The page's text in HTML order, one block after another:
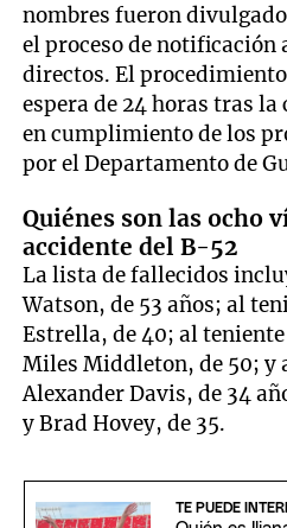
nombres fueron
el proceso de notificación
directos. El
espera de 24 horas tras
en cumplimiento de los
por el Departamento de
Quiénes son las ocho
accidente del B-52
La lista de fallecidos
Watson, de 53 años; al
Estrella, de 40; al
Miles Middleton, de 50; y
Alexander Davis, de 34
y Brad Hovey, de 35.
TE PUEDE